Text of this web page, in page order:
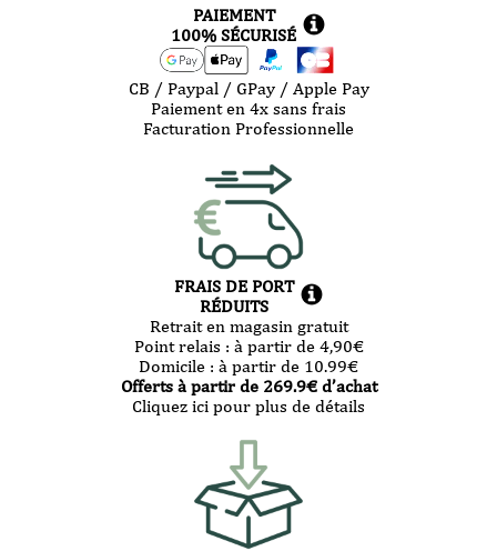
PAIEMENT
100% SÉCURISÉ
CB / Paypal / GPay / Apple Pay
Paiement en 4x sans frais
Facturation Professionnelle
FRAIS DE PORT
RÉDUITS
Retrait en magasin gratuit
Point relais : à partir de 4,90€
Domicile : à partir de 10.99€
Offerts à partir de 269.9€ d’achat
Cliquez ici pour plus de détails